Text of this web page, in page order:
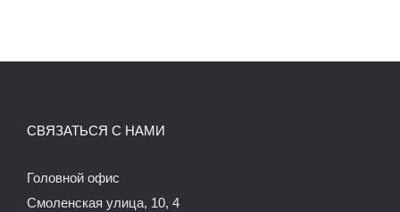
СВЯЗАТЬСЯ С НАМИ
Головной офис
Смоленская улица, 10, 4